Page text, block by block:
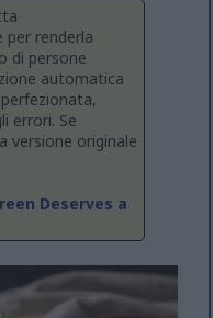
renderla
di persone
automatica
errori. Se
versione originale
Deserves a